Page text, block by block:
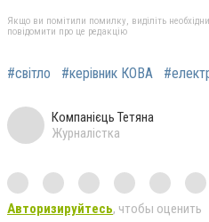
Якщо ви помітили помилку, виділіть
повідомити про це редакцію
#світло #керівник КОВА
Компанієць Тетяна
Журналістка
Авторизируйтесь, чтобы оценить